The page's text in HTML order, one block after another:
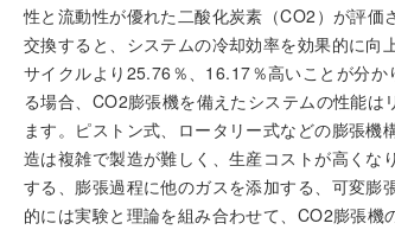
性と流動性が優れた二酸化炭素（CO2）が評
交換すると、システムの冷却効率を効果的に
サイクルより25.76％、16.17％高いことが分
る場合、CO2膨張機を備えたシステムの性能
ます。ピストン式、ロータリー式などの膨張
造は複雑で製造が難しく、生産コストが高くな
する、膨張過程に他のガスを添加する、可変
的には実験と理論を組み合わせて、CO2膨張機